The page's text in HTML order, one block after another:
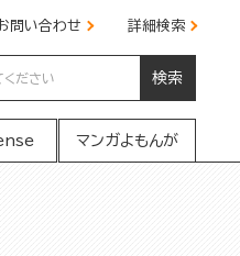
問い合わせ 詳細検索
検索
マンガよもんが